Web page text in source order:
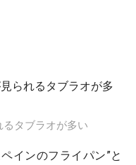
タブラオが多い
インのフライパン”と